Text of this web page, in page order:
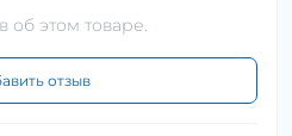
об этом товаре.
отзыв